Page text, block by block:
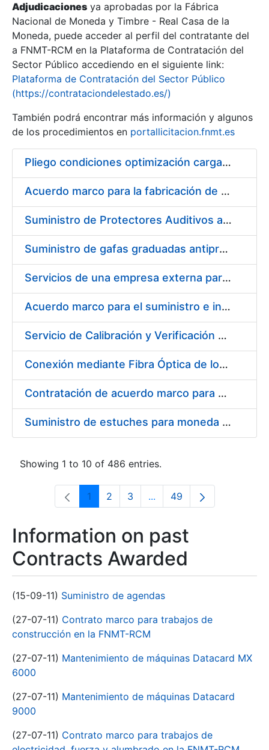
Show/Hide
Adjudicaciones ya aprobadas por la Fábrica
Nacional de Moneda y Timbre - Real Casa de la
Moneda, puede acceder al perfil del contratante del
a FNMT-RCM en la Plataforma de Contratación del
Sector Público accediendo en el siguiente link:
Plataforma de Contratación del Sector Público
(https://contrataciondelestado.es/)
También podrá encontrar más información y algunos
de los procedimientos en portallicitacion.fnmt.es
Pliego condiciones optimización cargas compras firmado
Acuerdo marco para la fabricación de piezas
Suministro de Protectores Auditivos a medida para las personas trabajadoras de los Centros de Trabajo de Madrid y Burgos
Suministro de gafas graduadas antiproyecciones para los trabajadores de la FNMT-RCM en los centros de trabajo de Madrid y Burgos
Servicios de una empresa externa para el asesoramiento y resolución de los recursos de alzada que se presentan relacionados con procesos de selección para la FNMT-RCM
Acuerdo marco para el suministro e instalación de persianas, estores y otros complementos
Servicio de Calibración y Verificación Externa de los Equipos de Medición del Servicio de Prevención de la FNMT-RCM
Conexión mediante Fibra Óptica de los Centros de Proceso de Datos (CPDs) de las sedes de la FNMT-RCM de Burgos y Madrid
Contratación de acuerdo marco para el Suministro de Material de Electricidad para la Fábrica Nacional de Moneda y Timbre-Real Casa de la Moneda en su centro de trabajo de Burgos
Suministro de estuches para moneda de 30 €
Showing 1 to 10 of 486 entries.
Page
1 Page
2 Page
3 ...Intermediate Pages Use
Page
49
Information on past
Contracts Awarded
(15-09-11) Suministro de agendas
(27-07-11) Contrato marco para trabajos de
construcción en la FNMT-RCM
(27-07-11) Mantenimiento de máquinas Datacard MX
6000
(27-07-11) Mantenimiento de máquinas Datacard
9000
(27-07-11) Contrato marco para trabajos de